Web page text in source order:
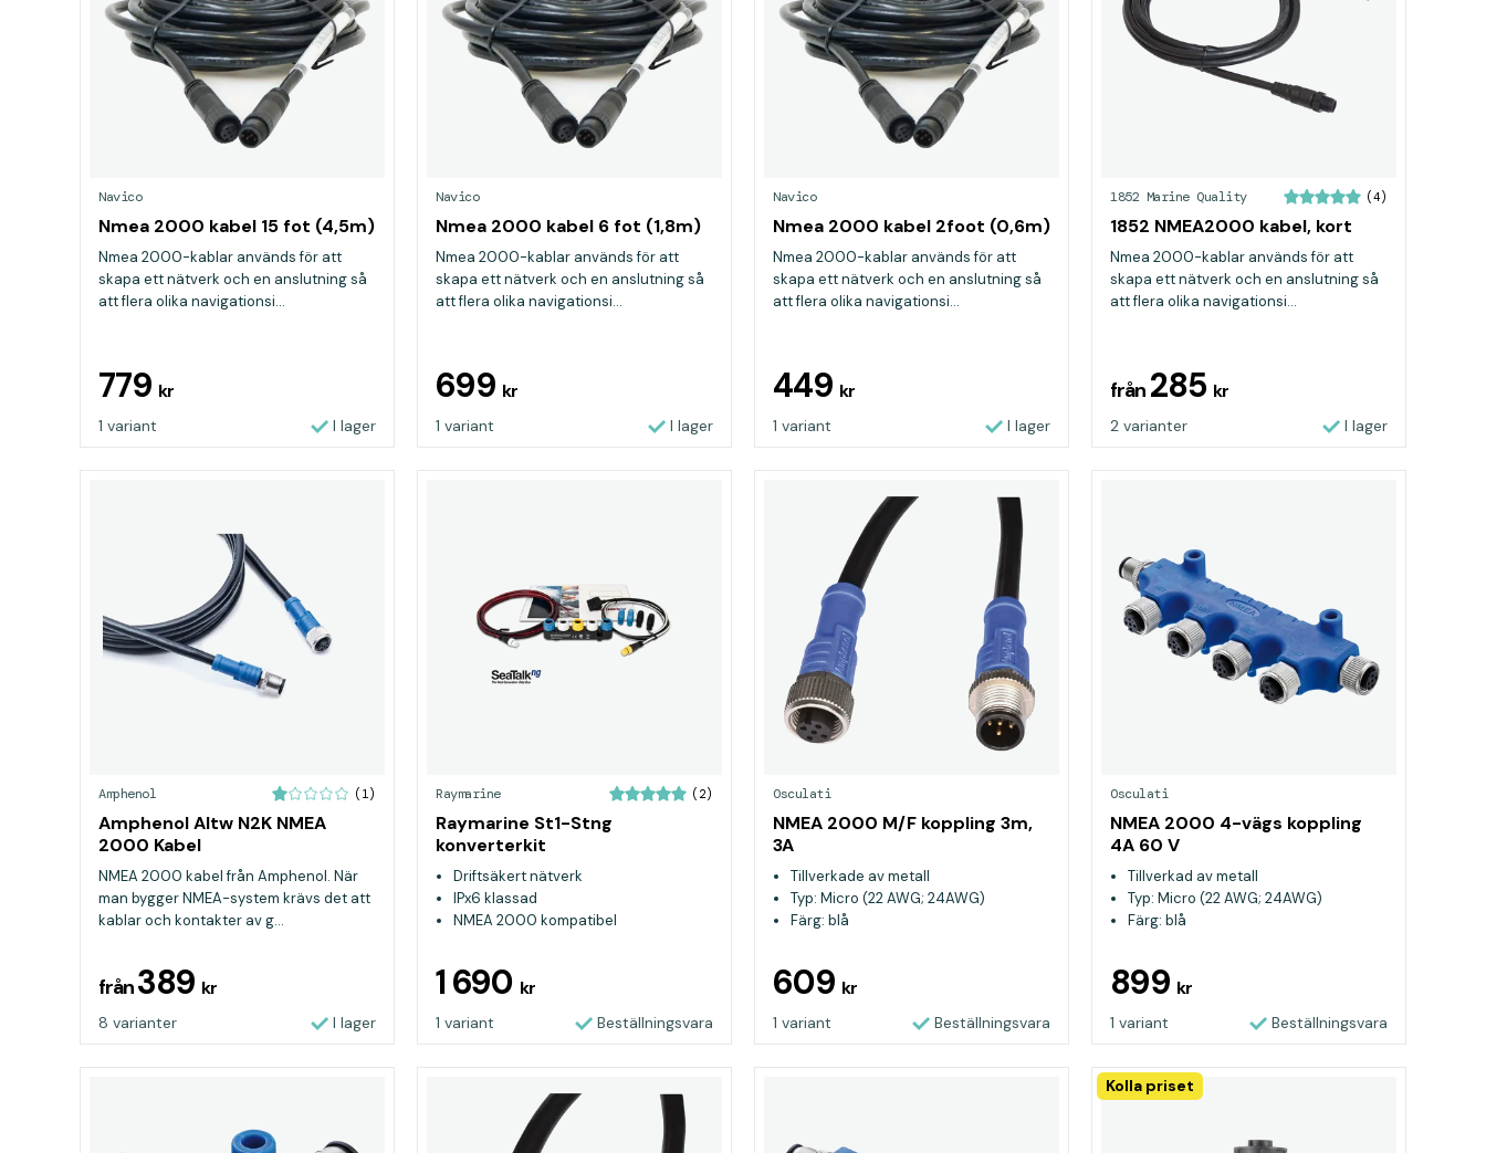
Navico
Nmea 2000 kabel 15 fot (4,5m)
Nmea 2000-kablar används för att
skapa ett nätverk och en anslutning så
att flera olika navigationsi...
779 kr
1 variant I lager
Navico
Nmea 2000 kabel 6 fot (1,8m)
Nmea 2000-kablar används för att
skapa ett nätverk och en anslutning så
att flera olika navigationsi...
699 kr
1 variant I lager
Navico
Nmea 2000 kabel 2foot (0,6m)
Nmea 2000-kablar används för att
skapa ett nätverk och en anslutning så
att flera olika navigationsi...
449 kr
1 variant I lager
1852 Marine Quality (4)
1852 NMEA2000 kabel, kort
Nmea 2000-kablar används för att
skapa ett nätverk och en anslutning så
att flera olika navigationsi...
från 285 kr
2 varianter I lager
Amphenol (1)
Amphenol Altw N2K NMEA
2000 Kabel
NMEA 2000 kabel från Amphenol. När
man bygger NMEA-system krävs det att
kablar och kontakter av g...
från389 kr
8 varianter I lager
Raymarine (2)
Raymarine St1-Stng
konverterkit
Driftsäkert nätverk
IPx6 klassad
NMEA 2000 kompatibel
1 690 kr
1 variant Beställningsvara
Osculati
NMEA 2000 M/F koppling 3m,
3A
Tillverkade av metall
Typ: Micro (22 AWG; 24AWG)
Färg: blå
609 kr
1 variant Beställningsvara
Osculati
NMEA 2000 4-vägs koppling
4A 60 V
Tillverkad av metall
Typ: Micro (22 AWG; 24AWG)
Färg: blå
899 kr
1 variant Beställningsvara
Kolla priset